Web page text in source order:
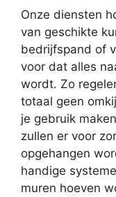
Onze diensten
van geschikte
bedrijfspand of
voor dat alles
wordt. Zo
totaal geen
je gebruik
zullen er voor
opgehangen
handige
muren hoeven